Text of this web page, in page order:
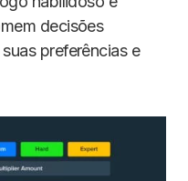
decisões
preferências e